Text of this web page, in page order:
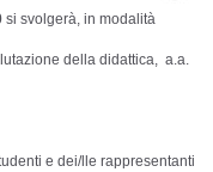
si svolgerà, in modalità
della didattica, a.a.
e dei/lle rappresentanti